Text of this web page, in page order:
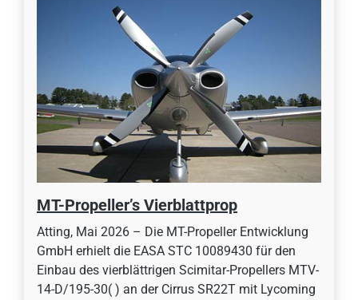
MT-Propeller’s Vierblattprop
Atting, Mai 2026 – Die MT-Propeller Entwicklung
GmbH erhielt die EASA STC 10089430 für den
Einbau des vierblättrigen Scimitar-Propellers MTV-
14-D/195-30( ) an der Cirrus SR22T mit Lycoming